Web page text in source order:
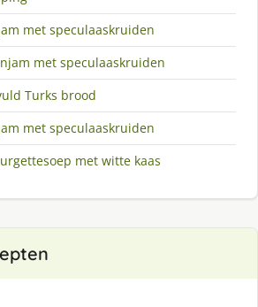
met speculaaskruiden
met speculaaskruiden
Turks brood
met speculaaskruiden
met witte kaas